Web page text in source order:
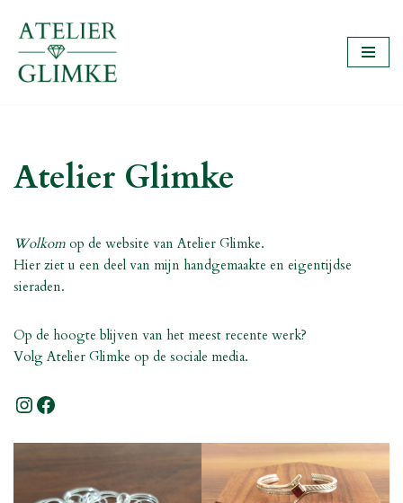
Ga
naar
Atelier Glimke
Wolkom op de website van Atelier Glimke.
Hier ziet u een deel van mijn handgemaakte en eigentijdse
sieraden.
Op de hoogte blijven van het meest recente werk?
Volg Atelier Glimke op de sociale media.